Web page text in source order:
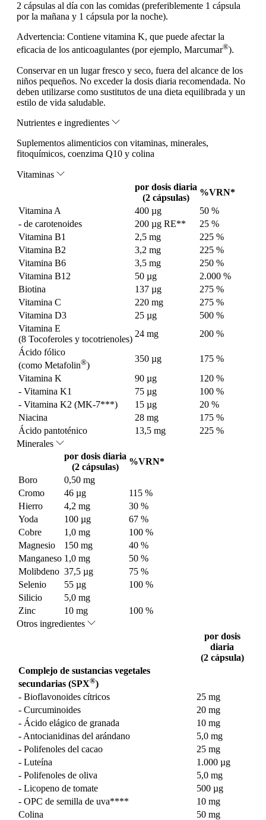
2 cápsulas al día con las comidas (preferiblemente 1 cápsula
por la mañana y 1 cápsula por la noche).
Advertencia: Contiene vitamina K, que puede afectar la
eficacia de los anticoagulantes (por ejemplo, Marcumar®).
Conservar en un lugar fresco y seco, fuera del alcance de los
niños pequeños. No exceder la dosis diaria recomendada. No
deben utilizarse como sustitutos de una dieta equilibrada y un
estilo de vida saludable.
Nutrientes e ingredientes
Suplementos alimenticios con vitaminas, minerales,
fitoquímicos, coenzima Q10 y colina
Vitaminas
por dosis diaria
(2 cápsulas)
%VRN*
Vitamina A
400 µg
50 %
- de carotenoides
200 µg RE**
25 %
Vitamina B1
2,5 mg
225 %
Vitamina B2
3,2 mg
225 %
Vitamina B6
3,5 mg
250 %
Vitamina B12
50 µg
2.000 %
Biotina
137 µg
275 %
Vitamina C
220 mg
275 %
Vitamina D3
25 µg
500 %
Vitamina E
(8 Tocoferoles y tocotrienoles)
24 mg
200 %
Ácido fólico
(como Metafolin®)
350 µg
175 %
Vitamina K
90 µg
120 %
- Vitamina K1
75 µg
100 %
- Vitamina K2 (MK-7***)
15 µg
20 %
Niacina
28 mg
175 %
Ácido pantoténico
13,5 mg
225 %
Minerales
por dosis diaria
(2 cápsulas)
%VRN*
Boro
0,50 mg
Cromo
46 µg
115 %
Hierro
4,2 mg
30 %
Yoda
100 µg
67 %
Cobre
1,0 mg
100 %
Magnesio
150 mg
40 %
Manganeso 1,0 mg
50 %
Molibdeno 37,5 µg
75 %
Selenio
55 µg
100 %
Silicio
5,0 mg
Zinc
10 mg
100 %
Otros ingredientes
por dosis
diaria
(2 cápsula)
Complejo de sustancias vegetales
secundarias (SPX®)
- Bioflavonoides cítricos
25 mg
- Curcuminoides
20 mg
- Ácido elágico de granada
10 mg
- Antocianidinas del arándano
5,0 mg
- Polifenoles del cacao
25 mg
- Luteína
1.000 µg
- Polifenoles de oliva
5,0 mg
- Licopeno de tomate
500 µg
- OPC de semilla de uva****
10 mg
Colina
50 mg